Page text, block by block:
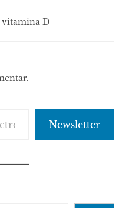
vitamina D
Newsletter